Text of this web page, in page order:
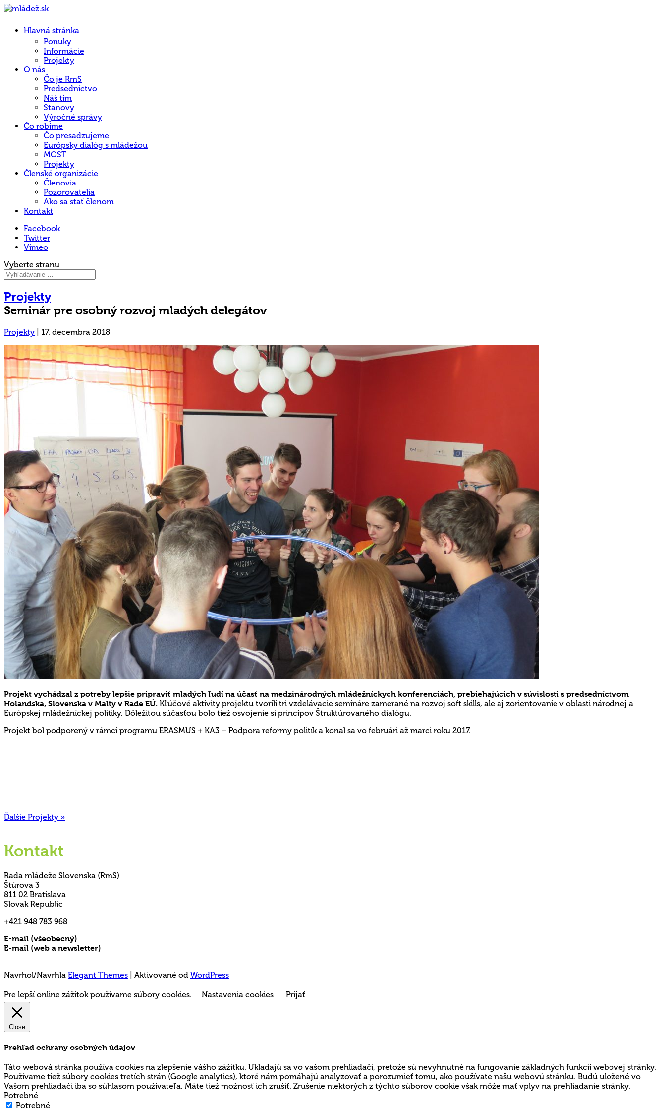
Hlavná stránka
Ponuky
Informácie
Projekty
O nás
Čo je RmS
Predsedníctvo
Náš tím
Stanovy
Výročné správy
Čo robíme
Čo presadzujeme
Európsky dialóg s mládežou
MOST
Projekty
Členské organizácie
Členovia
Pozorovatelia
Ako sa stať členom
Kontakt
Facebook
Twitter
Vimeo
Vyberte stranu
Projekty
Seminár pre osobný rozvoj mladých delegátov
Projekty 17. decembra 2018
Projekt vychádzal z potreby lepšie pripraviť mladých ľudí na účasť na medzinárodných mládežníckych konferenciách, prebiehajúcich v súvislosti s predsedníctvom
Holandska, Slovenska v Malty v Rade EÚ. Kľúčové aktivity projektu tvorili tri vzdelávacie semináre zamerané na rozvoj soft skills, ale aj zorientovanie v oblasti národnej a
Európskej mládežníckej politiky. Dôležitou súčasťou bolo tiež osvojenie si princípov Štruktúrovaného dialógu.
Projekt bol podporený v rámci programu ERASMUS + KA3 – Podpora reformy politík a konal sa vo februári až marci roku 2017.
Ďalšie Projekty »
Kontakt
Rada mládeže Slovenska (RmS)
Štúrova 3
811 02 Bratislava
Slovak Republic
+421 948 783 968
E-mail (všeobecný)
E-mail (web a newsletter)
Navrhol/Navrhla Elegant Themes | Aktivované od WordPress
Pre lepší online zážitok používame súbory cookies. Nastavenia cookies Prijať
Close
Prehľad ochrany osobných údajov
Táto webová stránka používa cookies na zlepšenie vášho zážitku. Ukladajú sa vo vašom prehliadači, pretože sú nevyhnutné na fungovanie základných funkcií webovej stránky.
Používame tiež súbory cookies tretích strán (Google analytics), ktoré nám pomáhajú analyzovať a porozumieť tomu, ako používate našu webovú stránku. Budú uložené vo
Vašom prehliadači iba so súhlasom používateľa. Máte tiež možnosť ich zrušiť. Zrušenie niektorých z týchto súborov cookie však môže mať vplyv na prehliadanie stránky.
Potrebné
Potrebné